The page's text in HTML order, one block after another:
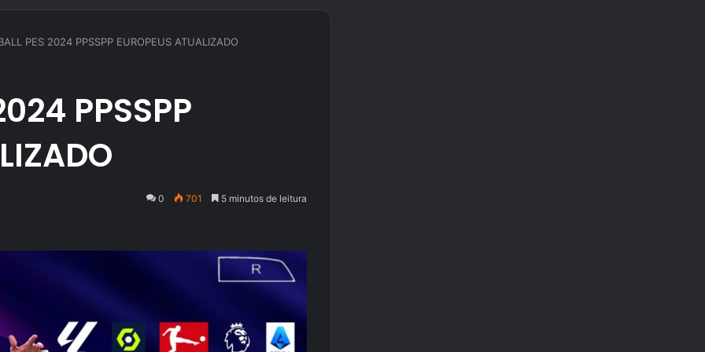
PES 2024 PPSSPP EUROPEUS ATUALIZADO
PPSSPP
0 701 5 minutos de leitura